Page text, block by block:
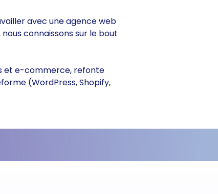
avec une agence web
connaissons sur le bout
et e-commerce, refonte
(WordPress, Shopify,